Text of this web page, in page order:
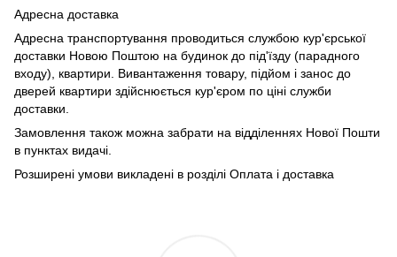
Адресна доставка
Адресна транспортування проводиться службою кур'єрської
доставки Новою Поштою на будинок до під'їзду (парадного
входу), квартири. Вивантаження товару, підйом і занос до
дверей квартири здійснюється кур'єром по ціні служби
доставки.
Замовлення також можна забрати на відділеннях Нової Пошти
в пунктах видачі.
Розширені умови викладені в розділі Оплата і доставка